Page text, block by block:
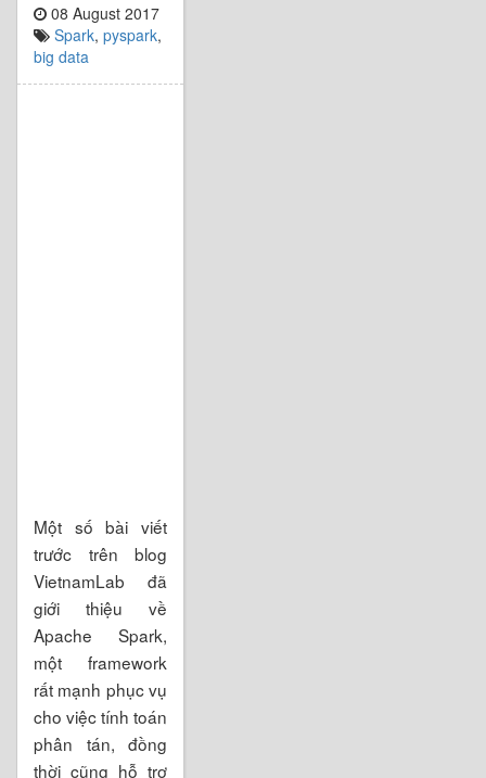
08 August 2017
Spark, pyspark,
big data
Một số bài viết
trước trên blog
VietnamLab đã
giới thiệu về
Apache Spark,
một framework
rất mạnh phục vụ
cho việc tính toán
phân tán, đồng
thời cũng hỗ trợ